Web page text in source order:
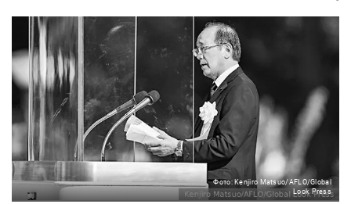
Фото: Kenjiro Matsuo/AFLO/Global
Look Press